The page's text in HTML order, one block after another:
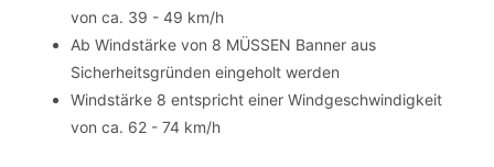
von ca. 39 - 49 km/h
Ab Windstärke von 8 MÜSSEN Banner aus
Sicherheitsgründen eingeholt werden
Windstärke 8 entspricht einer Windgeschwindigkeit
von ca. 62 - 74 km/h